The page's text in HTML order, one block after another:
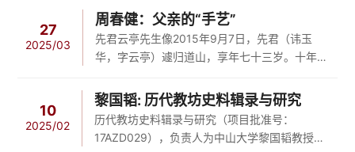
中山大学。秉持“教育为神圣事业、人才为立国
大本” ，孙中山于1924年亲手创办了广东大学。
1926年，为了纪念孙中山先生，广东大学改名
为中山大学。今天，中山大学已发展成为蜚声中
中山大学的不解之缘，在现代中国的教育史上，
是值得大书特书的重要...
27
2025/03
周春健：父亲的“手艺”
先君云亭先生像2015年9月7日，先君（讳玉
华，字云亭）遽归道山，享年七十三岁。十年
两年已坐上轮椅，甚至生活不太能自理，但梦中
的父亲却依然为着每个子女的发展，为着整个家
庭殚精竭虑、费心操持。十载光阴，父亲从未离
我们而去，父亲就在我们身边……一自幼时起，
10
2025/02
黎国韬: 历代教坊史料辑录与研究
历代教坊史料辑录与研究（项目批准号：
17AZD029），负责人为中山大学黎国韬教授。